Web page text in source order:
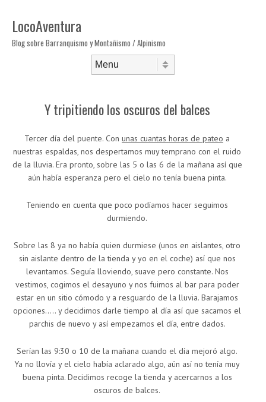
LocoAventura
Blog sobre Barranquismo y Montañismo / Alpinismo
Y tripitiendo los oscuros del balces
Tercer día del puente. Con unas cuantas horas de pateo a
nuestras espaldas, nos despertamos muy temprano con el ruido
de la lluvia. Era pronto, sobre las 5 o las 6 de la mañana así que
aún había esperanza pero el cielo no tenía buena pinta.
Teniendo en cuenta que poco podíamos hacer seguimos
durmiendo.
Sobre las 8 ya no había quien durmiese (unos en aislantes, otro
sin aislante dentro de la tienda y yo en el coche) así que nos
levantamos. Seguía lloviendo, suave pero constante. Nos
vestimos, cogimos el desayuno y nos fuimos al bar para poder
estar en un sitio cómodo y a resguardo de la lluvia. Barajamos
opciones….. y decidimos darle tiempo al día así que sacamos el
parchis de nuevo y así empezamos el día, entre dados.
Serían las 9:30 o 10 de la mañana cuando el día mejoró algo.
Ya no llovía y el cielo había aclarado algo, aún así no tenía muy
buena pinta. Decidimos recoge la tienda y acercarnos a los
oscuros de balces.